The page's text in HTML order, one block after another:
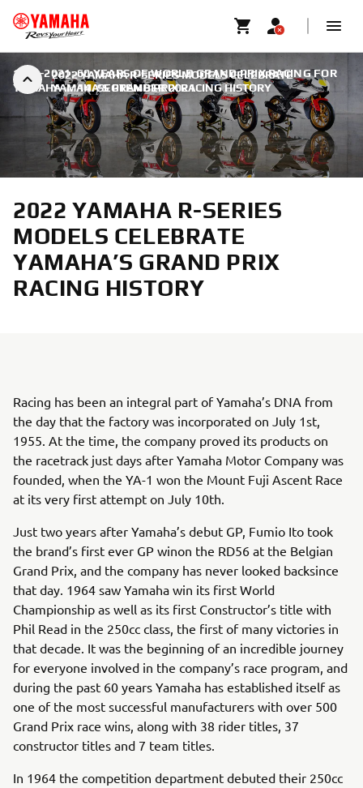
2022 YAMAHA R-SERIES MODELS CELEBRATE
YAMAHA’S GRAND PRIX RACING HISTORY
1961-2021: 60 YEARS OF WORLD GRAND PRIX RACING FOR
YAMAHA | 14. SEPTEMBER 2021
2022 YAMAHA R-SERIES
MODELS CELEBRATE
YAMAHA’S GRAND PRIX
RACING HISTORY
Racing has been an integral part of Yamaha’s DNA from
the day that the factory was incorporated on July 1st,
1955. At the time, the company proved its products on
the racetrack just days after Yamaha Motor Company was
founded, when the YA-1 won the Mount Fuji Ascent Race
at its very first attempt on July 10th.
Just two years after Yamaha’s debut GP, Fumio Ito took
the brand’s first ever GP winon the RD56 at the Belgian
Grand Prix, and the company has never looked backsince
that day. 1964 saw Yamaha win its first World
Championship as well as its first Constructor’s title with
Phil Read in the 250cc class, the first of many victories in
that decade. It was the beginning of an incredible journey
for everyone involved in the company’s race program, and
during the past 60 years Yamaha has established itself as
one of the most successful manufacturers with over 500
Grand Prix race wins, along with 38 rider titles, 37
constructor titles and 7 team titles.
In 1964 the competition department debuted their 250cc